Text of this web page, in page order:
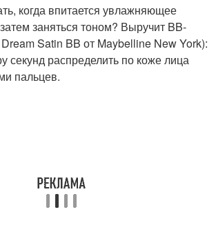
Макияж с тенями
когда впитается увлажняющее
заняться тоном? Выручит BB-
Satin BB от Maybelline New York):
секунд распределить по коже лица
пальцев.